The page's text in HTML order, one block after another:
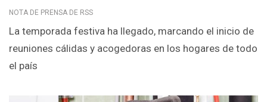
NOTA DE PRENSA DE RSS
La temporada festiva ha llegado, marcando el inicio de
reuniones cálidas y acogedoras en los hogares de todo
el país